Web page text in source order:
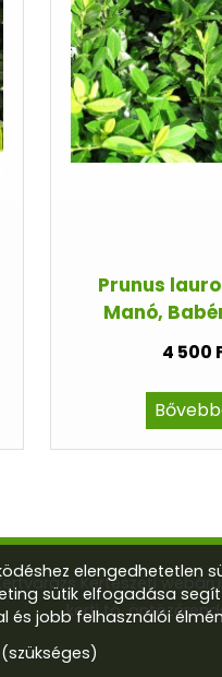
Prunus
Manó,
4 500
Kertészeti
kerti tó,
elengedhetetlen
sütik elfogadása segít
és jobb felhasználói